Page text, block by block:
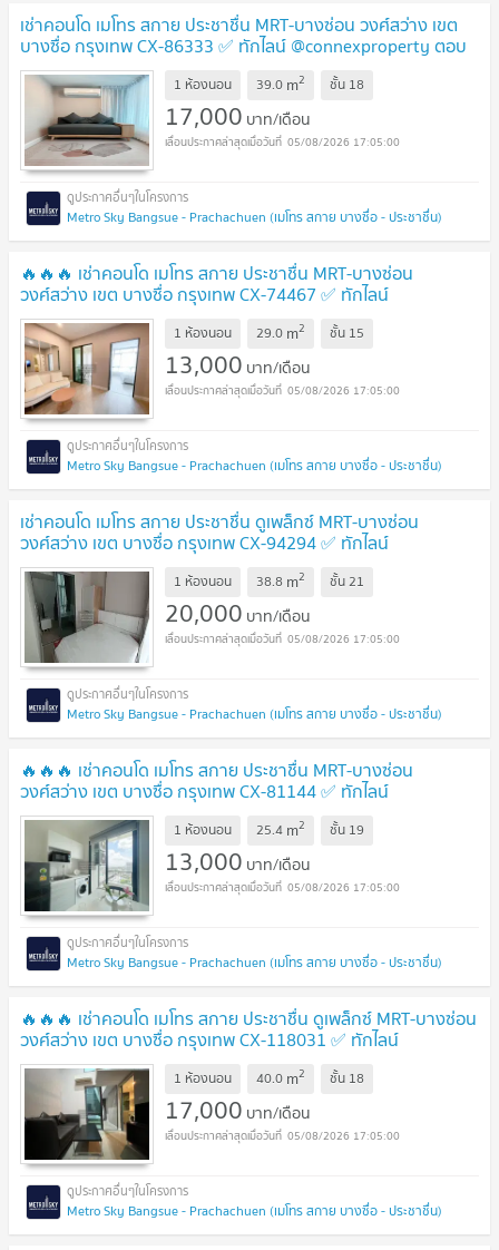
เช่าคอนโด เมโทร สกาย ประชาชื่น MRT-บางซ่อน วงศ์สว่าง เขต
บางซื่อ กรุงเทพ CX-86333 ✅ ทักไลน์ @connexproperty ตอบ
ทันที ทีมงานมืออาชีพ ✅
1 ห้องนอน 39.0 m2 ชั้น 18
17,000 บาท/เดือน
05/08/2026 17:05:00
Metro Sky Bangsue - Prachachuen (เมโทร สกาย บางซื่อ - ประชาชื่น)
🔥🔥🔥 เช่าคอนโด เมโทร สกาย ประชาชื่น MRT-บางซ่อน
วงศ์สว่าง เขต บางซื่อ กรุงเทพ CX-74467 ✅ ทักไลน์
@connexproperty ตอบทันที ทีมงานมืออาชีพ ✅ 🔥🔥🔥
1 ห้องนอน 29.0 m2 ชั้น 15
13,000 บาท/เดือน
05/08/2026 17:05:00
Metro Sky Bangsue - Prachachuen (เมโทร สกาย บางซื่อ - ประชาชื่น)
เช่าคอนโด เมโทร สกาย ประชาชื่น ดูเพล็กซ์ MRT-บางซ่อน
วงศ์สว่าง เขต บางซื่อ กรุงเทพ CX-94294 ✅ ทักไลน์
@connexproperty ตอบทันที ทีมงานมืออาชีพ ✅
1 ห้องนอน 38.8 m2 ชั้น21
20,000 บาท/เดือน
05/08/2026 17:05:00
Metro Sky Bangsue - Prachachuen (เมโทร สกาย บางซื่อ - ประชาชื่น)
🔥🔥🔥 เช่าคอนโด เมโทร สกาย ประชาชื่น MRT-บางซ่อน
วงศ์สว่าง เขต บางซื่อ กรุงเทพ CX-81144 ✅ ทักไลน์
@connexproperty ตอบทันที ทีมงานมืออาชีพ ✅ 🔥🔥🔥
1 ห้องนอน 25.4 m2 ชั้น 19
13,000 บาท/เดือน
05/08/2026 17:05:00
Metro Sky Bangsue - Prachachuen (เมโทร สกาย บางซื่อ - ประชาชื่น)
🔥🔥🔥 เช่าคอนโด เมโทร สกาย ประชาชื่น ดูเพล็กซ์ MRT-บางซ่อน
วงศ์สว่าง เขต บางซื่อ กรุงเทพ CX-118031 ✅ ทักไลน์
@connexproperty ตอบทันที ทีมงานมืออาชีพ ✅ 🔥🔥🔥
1 ห้องนอน 40.0 m2 ชั้น 18
17,000 บาท/เดือน
05/08/2026 17:05:00
Metro Sky Bangsue - Prachachuen (เมโทร สกาย บางซื่อ - ประชาชื่น)